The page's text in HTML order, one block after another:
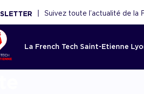
Suivez toute l’actualité de la
La French Tech Saint-Etienne